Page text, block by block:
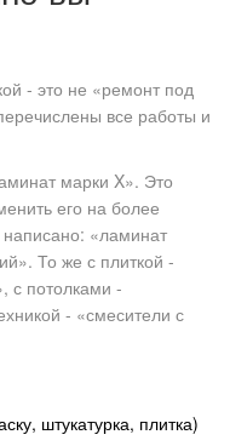
- это не «ремонт под
все работы и
марки X». Это
его на более
«ламинат
То же с плиткой -
с потолками -
- «смесители с
штукатурка, плитка)